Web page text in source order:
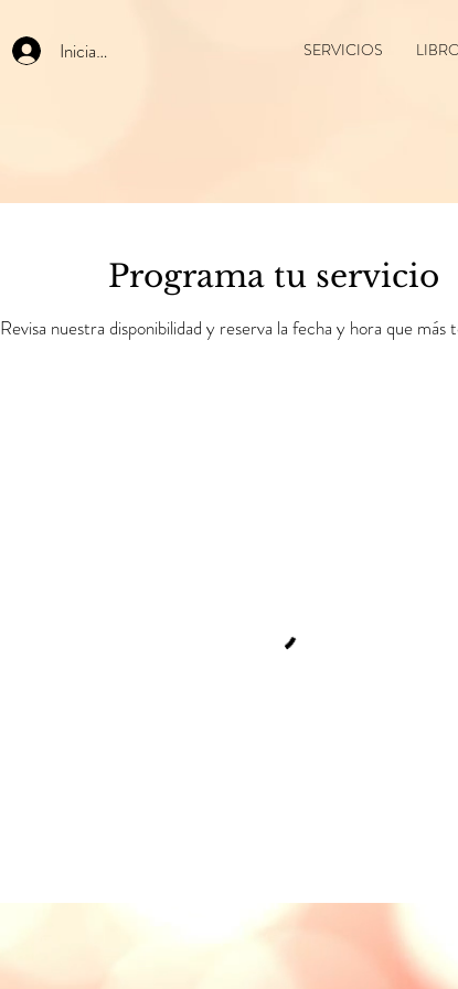
SERVICIOS
Iniciar sesión
Programa tu servicio
Revisa nuestra disponibilidad y reserva la fecha y hora que más